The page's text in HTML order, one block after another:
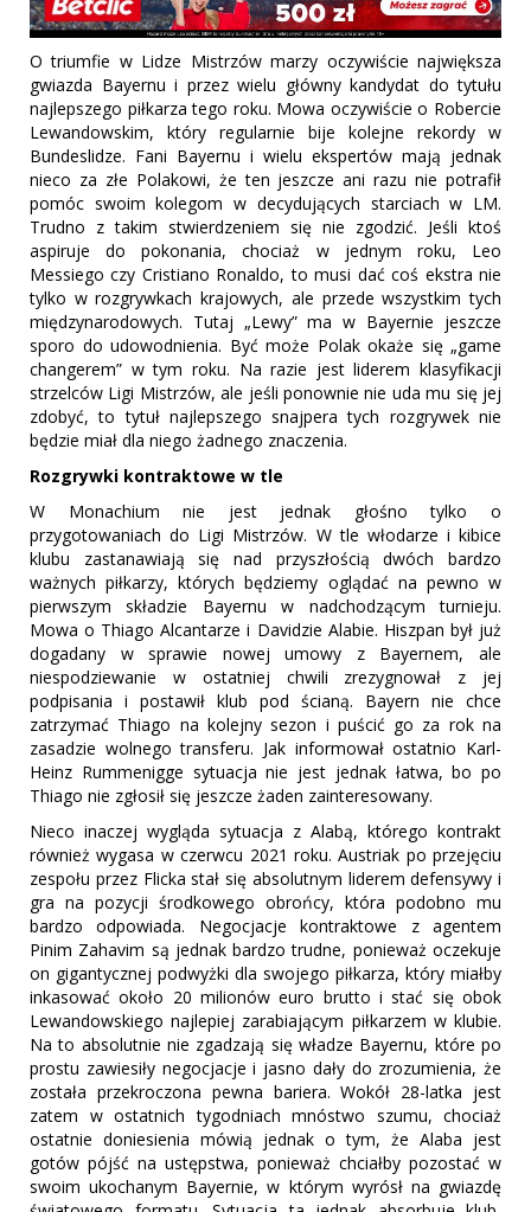
O triumfie w Lidze Mistrzów marzy oczywiście największa
gwiazda Bayernu i przez wielu główny kandydat do tytułu
najlepszego piłkarza tego roku. Mowa oczywiście o Robercie
Lewandowskim, który regularnie bije kolejne rekordy w
Bundeslidze. Fani Bayernu i wielu ekspertów mają jednak
nieco za złe Polakowi, że ten jeszcze ani razu nie potrafił
pomóc swoim kolegom w decydujących starciach w LM.
Trudno z takim stwierdzeniem się nie zgodzić. Jeśli ktoś
aspiruje do pokonania, chociaż w jednym roku, Leo
Messiego czy Cristiano Ronaldo, to musi dać coś ekstra nie
tylko w rozgrywkach krajowych, ale przede wszystkim tych
międzynarodowych. Tutaj „Lewy” ma w Bayernie jeszcze
sporo do udowodnienia. Być może Polak okaże się „game
changerem” w tym roku. Na razie jest liderem klasyfikacji
strzelców Ligi Mistrzów, ale jeśli ponownie nie uda mu się jej
zdobyć, to tytuł najlepszego snajpera tych rozgrywek nie
będzie miał dla niego żadnego znaczenia.
Rozgrywki kontraktowe w tle
W Monachium nie jest jednak głośno tylko o
przygotowaniach do Ligi Mistrzów. W tle włodarze i kibice
klubu zastanawiają się nad przyszłością dwóch bardzo
ważnych piłkarzy, których będziemy oglądać na pewno w
pierwszym składzie Bayernu w nadchodzącym turnieju.
Mowa o Thiago Alcantarze i Davidzie Alabie. Hiszpan był już
dogadany w sprawie nowej umowy z Bayernem, ale
niespodziewanie w ostatniej chwili zrezygnował z jej
podpisania i postawił klub pod ścianą. Bayern nie chce
zatrzymać Thiago na kolejny sezon i puścić go za rok na
zasadzie wolnego transferu. Jak informował ostatnio Karl-
Heinz Rummenigge sytuacja nie jest jednak łatwa, bo po
Thiago nie zgłosił się jeszcze żaden zainteresowany.
Nieco inaczej wygląda sytuacja z Alabą, którego kontrakt
również wygasa w czerwcu 2021 roku. Austriak po przejęciu
zespołu przez Flicka stał się absolutnym liderem defensywy i
gra na pozycji środkowego obrońcy, która podobno mu
bardzo odpowiada. Negocjacje kontraktowe z agentem
Pinim Zahavim są jednak bardzo trudne, ponieważ oczekuje
on gigantycznej podwyżki dla swojego piłkarza, który miałby
inkasować około 20 milionów euro brutto i stać się obok
Lewandowskiego najlepiej zarabiającym piłkarzem w klubie.
Na to absolutnie nie zgadzają się władze Bayernu, które po
prostu zawiesiły negocjacje i jasno dały do zrozumienia, że
została przekroczona pewna bariera. Wokół 28-latka jest
zatem w ostatnich tygodniach mnóstwo szumu, chociaż
ostatnie doniesienia mówią jednak o tym, że Alaba jest
gotów pójść na ustępstwa, ponieważ chciałby pozostać w
swoim ukochanym Bayernie, w którym wyrósł na gwiazdę